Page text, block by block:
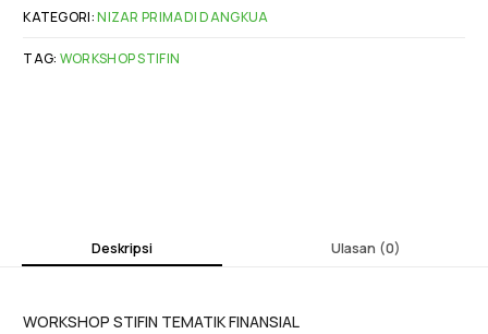
KATEGORI:NIZAR PRIMADI DANGKUA
TAG: WORKSHOP STIFIN
Deskripsi Ulasan (0)
WORKSHOP STIFIN TEMATIK FINANSIAL